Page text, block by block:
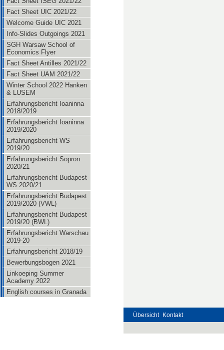
Fact Sheet UIC 2021/22
Welcome Guide UIC 2021
Info-Slides Outgoings 2021
SGH Warsaw School of
Economics Flyer
Fact Sheet Antilles 2021/22
Fact Sheet UAM 2021/22
Winter School 2022 Hanken
& LUSEM
Erfahrungsbericht Ioaninna
2018/2019
Erfahrungsbericht Ioaninna
2019/2020
Erfahrungsbericht WS
2019/20
Erfahrungsbericht Sopron
2020/21
Erfahrungsbericht Budapest
WS 2020/21
Erfahrungsbericht Budapest
2019/2020 (VWL)
Erfahrungsbericht Budapest
2019/20 (BWL)
Erfahrungsbericht Warschau
2019-20
Erfahrungsbericht 2018/19
Bewerbungsbogen 2021
Linkoeping Summer
Academy 2022
English courses in Granada
Übersicht Kontakt